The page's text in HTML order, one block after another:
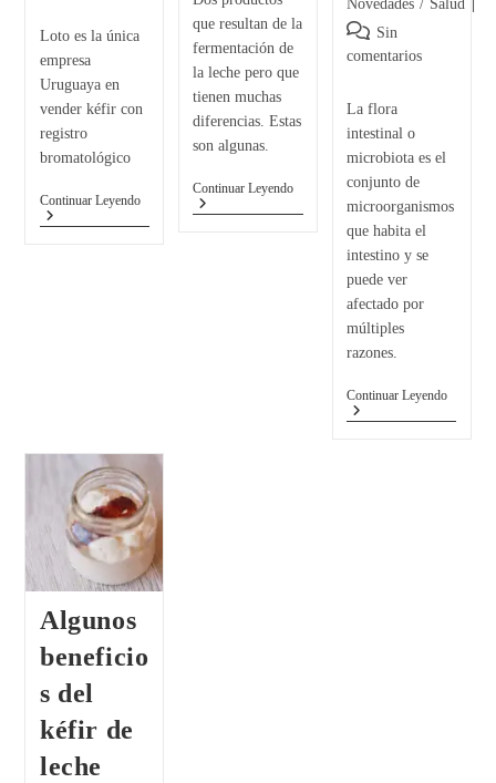
Loto es la única
empresa
Uruguaya en
vender kéfir con
registro
bromatológico
Continuar Leyendo
que resultan de la
fermentación de
la leche pero que
tienen muchas
diferencias. Estas
son algunas.
Continuar Leyendo
Novedades / Salud
Sin
comentarios
La flora
intestinal o
microbiota es el
conjunto de
microorganismos
que habita el
intestino y se
puede ver
afectado por
múltiples
razones.
Continuar Leyendo
Algunos
beneficio
s del
kéfir de
leche